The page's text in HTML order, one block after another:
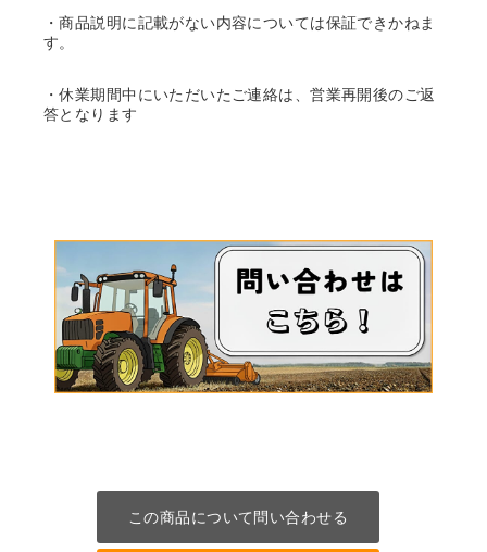
・商品説明に記載がない内容については保証できかねま
す。
・休業期間中にいただいたご連絡は、営業再開後のご返
答となります
この商品について問い合わせる